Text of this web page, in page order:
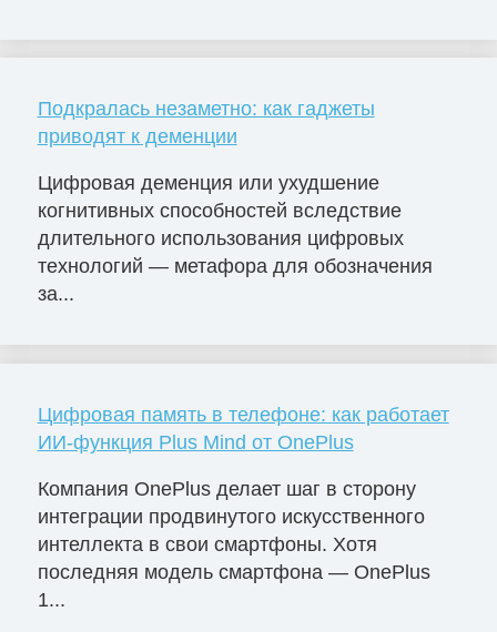
Подкралась незаметно: как гаджеты
приводят к деменции
Цифровая деменция или ухудшение
когнитивных способностей вследствие
длительного использования цифровых
технологий — метафора для обозначения
за...
Цифровая память в телефоне: как работает
ИИ-функция Plus Mind от OnePlus
Компания OnePlus делает шаг в сторону
интеграции продвинутого искусственного
интеллекта в свои смартфоны. Хотя
последняя модель смартфона — OnePlus
1...